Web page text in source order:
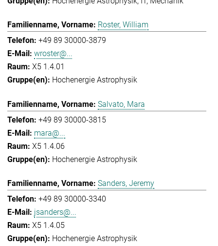
Roster, William
+49 89 30000-3879
wroster@...
X5 1.4.01
Hochenergie Astrophysik
Salvato, Mara
+49 89 30000-3815
mara@...
X5 1.4.06
Hochenergie Astrophysik
Sanders, Jeremy
+49 89 30000-3340
jsanders@...
X5 1.4.05
Hochenergie Astrophysik